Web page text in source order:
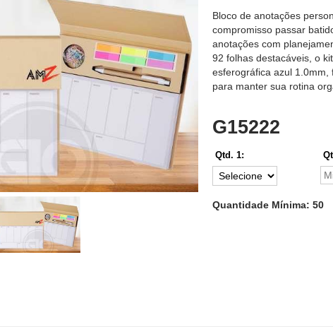
Bloco de anotações
compromisso passar
anotações com
92 folhas destacáveis, o
esferográfica azul 1.0mm,
para manter sua rotina
G15222
Qtd. 1:
Quantidade Mínima: 50